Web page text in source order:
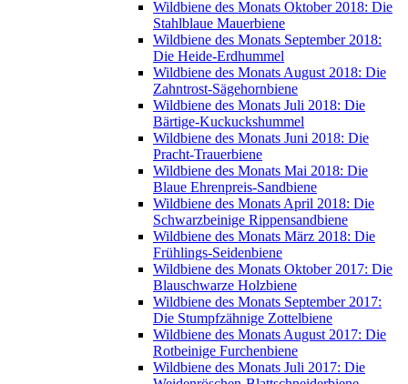
Wildbiene des Monats Oktober 2018: Die
Stahlblaue Mauerbiene
Wildbiene des Monats September 2018:
Die Heide-Erdhummel
Wildbiene des Monats August 2018: Die
Zahntrost-Sägehornbiene
Wildbiene des Monats Juli 2018: Die
Bärtige-Kuckuckshummel
Wildbiene des Monats Juni 2018: Die
Pracht-Trauerbiene
Wildbiene des Monats Mai 2018: Die
Blaue Ehrenpreis-Sandbiene
Wildbiene des Monats April 2018: Die
Schwarzbeinige Rippensandbiene
Wildbiene des Monats März 2018: Die
Frühlings-Seidenbiene
Wildbiene des Monats Oktober 2017: Die
Blauschwarze Holzbiene
Wildbiene des Monats September 2017:
Die Stumpfzähnige Zottelbiene
Wildbiene des Monats August 2017: Die
Rotbeinige Furchenbiene
Wildbiene des Monats Juli 2017: Die